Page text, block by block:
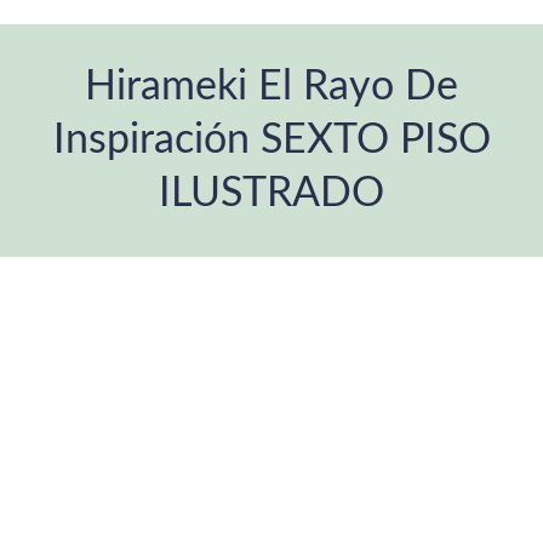
Hirameki El Rayo De
Inspiración SEXTO PISO
ILUSTRADO